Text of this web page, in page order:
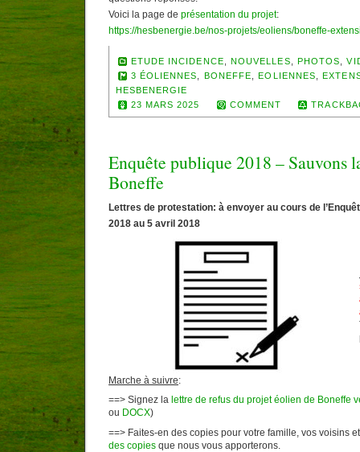
Voici la page de présentation du projet:
https://hesbenergie.be/nos-projets/eoliens/boneffe-
ETUDE INCIDENCE NOUVELLES PHOTOS ,
3 ÉOLIENNES
BONEFFE EOLIENNES
HESBENERGIE
23 MARS 2025
COMMENT
Enquête publique 2018 – Sauvons
Boneffe
Lettres de protestation: à envoyer au cours de
2018 au 5 avril 2018
Marche à suivre:
==> Signez la lettre de refus du projet éolien de Boneffe
ou DOCX)
==> Faites-en des copies pour votre famille, vos voisins
des copies que nous vous apporterons.